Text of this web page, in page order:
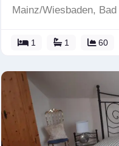
Mainz/Wiesbaden, Bad
1 1 60